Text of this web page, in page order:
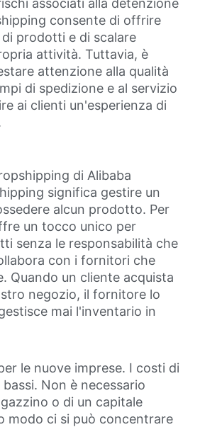
consente di offrire
prodotti e di scalare
attività. Tuttavia, è
attenzione alla qualità
di spedizione e al servizio
ai clienti un'esperienza di
di Alibaba
significa gestire un
alcun prodotto. Per
un tocco unico per
senza le responsabilità che
con i fornitori che
Quando un cliente acquista
negozio, il fornitore lo
mai l'inventario in
le nuove imprese. I costi di
Non è necessario
o di un capitale
modo ci si può concentrare